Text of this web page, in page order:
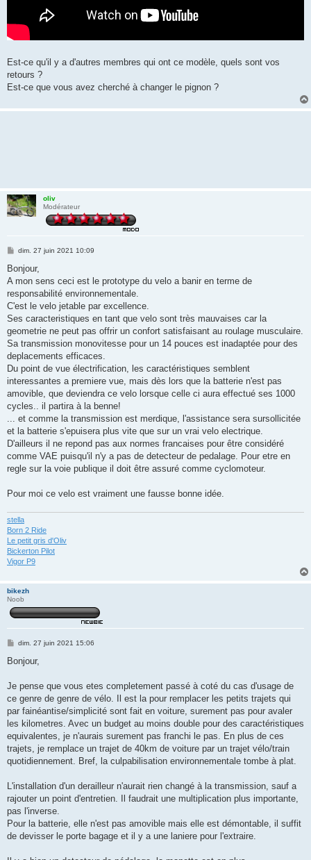
Est-ce qu'il y a d'autres membres qui ont ce modèle, quels sont vos
retours ?
Est-ce que vous avez cherché à changer le pignon ?
oliv
Modérateur
M
s
a
g
dim. 27 juin 2021 10:09
Bonjour,
A mon sens ceci est le prototype du velo a banir en terme de
responsabilité environnementale.
C'est le velo jetable par excellence.
Ses caracteristiques en tant que velo sont très mauvaises car la
geometrie ne peut pas offrir un confort satisfaisant au roulage musculaire.
Sa transmission monovitesse pour un 14 pouces est inadaptée pour des
deplacements efficaces.
Du point de vue électrification, les caractéristiques semblent
interessantes a premiere vue, mais dès lors que la batterie n'est pas
amovible, que deviendra ce velo lorsque celle ci aura effectué ses 1000
cycles.. il partira à la benne!
... et comme la transmission est merdique, l'assistance sera sursollicitée
et la batterie s'epuisera plus vite que sur un vrai velo electrique.
D'ailleurs il ne repond pas aux normes francaises pour être considéré
comme VAE puisqu'il n'y a pas de detecteur de pedalage. Pour etre en
regle sur la voie publique il doit être assuré comme cyclomoteur.
Pour moi ce velo est vraiment une fausse bonne idée.
stella
Born 2 Ride
Le petit gris d'Oliv
Bickerton Pilot
Vigor P9
bikezh
Noob
M
s
g
dim. 27 juin 2021 15:06
Bonjour,
Je pense que vous etes completement passé à coté du cas d'usage de
ce genre de genre de vélo. Il est la pour remplacer les petits trajets qui
par fainéantise/simplicité sont fait en voiture, surement pas pour avaler
les kilometres. Avec un budget au moins double pour des caractéristiques
equivalentes, je n'aurais surement pas franchi le pas. En plus de ces
trajets, je remplace un trajet de 40km de voiture par un trajet vélo/train
quotidiennement. Bref, la culpabilisation environnementale tombe à plat.
L'installation d'un derailleur n'aurait rien changé à la transmission, sauf a
rajouter un point d'entretien. Il faudrait une multiplication plus importante,
pas l'inverse.
Pour la batterie, elle n'est pas amovible mais elle est démontable, il suffit
de devisser le porte bagage et il y a une laniere pour l'extraire.